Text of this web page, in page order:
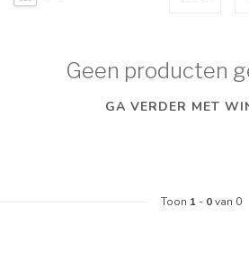
Geen producten
GA VERDER MET
Toon 1 - 0van 0